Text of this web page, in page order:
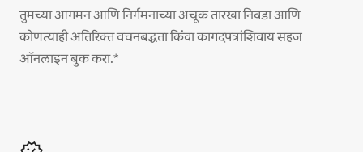
तुमच्या आगमन आणि निर्गमनाच्या अचूक तारखा निवडा आणि
कोणत्याही अतिरिक्त वचनबद्धता किंवा कागदपत्रांशिवाय सहज
ऑनलाइन बुक करा.*